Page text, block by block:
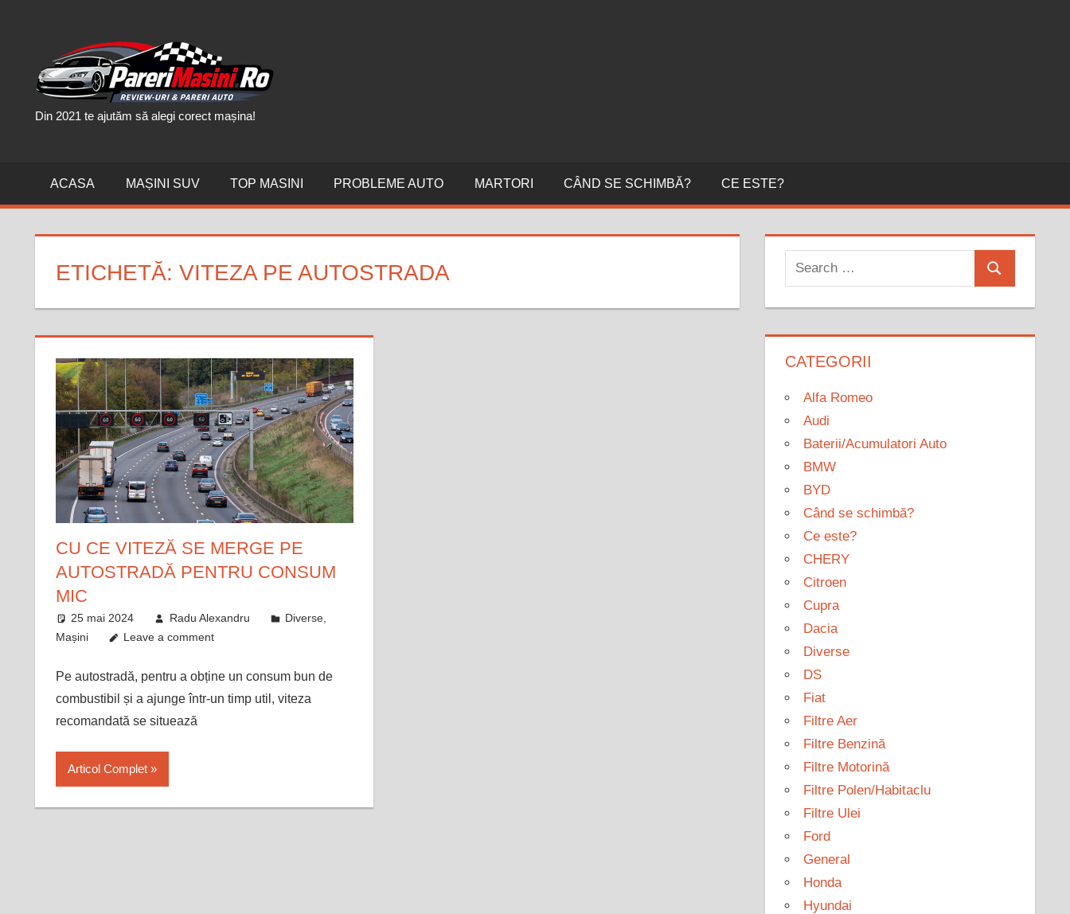
Din 2021 te ajutăm să alegi corect mașina!
ACASA MAȘINI SUV TOP MASINI PROBLEME AUTO MARTORI CÂND SE SCHIMBĂ? CE ESTE?
ETICHETĂ: VITEZA PE AUTOSTRADA
CU CE VITEZĂ SE MERGE PE
AUTOSTRADĂ PENTRU CONSUM
MIC
25 mai 2024 Radu Alexandru Diverse,
Mașini
Leave a comment
Pe autostradă, pentru a obține un consum bun de
combustibil și a ajunge într-un timp util, viteza
recomandată se situează
Articol Complet
Search
for:
Search
CATEGORII
Alfa Romeo
Audi
Baterii/Acumulatori Auto
BMW
BYD
Când se schimbă?
Ce este?
CHERY
Citroen
Cupra
Dacia
Diverse
DS
Fiat
Filtre Aer
Filtre Benzină
Filtre Motorină
Filtre Polen/Habitaclu
Filtre Ulei
Ford
General
Honda
Hyundai